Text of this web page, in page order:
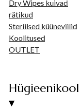
Dry Wipes kuivad
rätikud
Steriilsed küüneviilid
Koolitused
OUTLET
Hügieenikool
▾